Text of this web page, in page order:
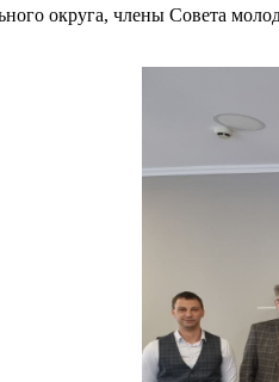
округа, члены Совета